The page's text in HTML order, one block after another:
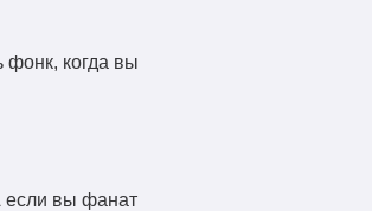
фонк, когда вы
если вы фанат